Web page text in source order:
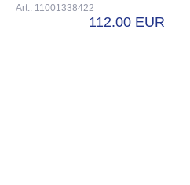
Art.: 11001338422
112.00 EUR